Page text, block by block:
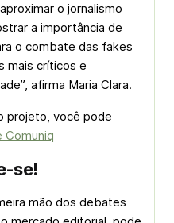
o jornalismo
a importância de
o combate das fakes
mais críticos e
afirma Maria Clara.
projeto, você pode
Comuniq
se!
mão dos debates